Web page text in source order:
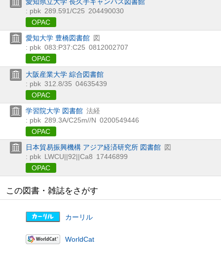
: pbk 289.591/C25 204490030
OPAC
愛知大学 豊橋図書館 図
: pbk 083:P37:C25 0812002707
OPAC
大阪産業大学 綜合図書館
: pbk 312.8/35 04635439
OPAC
学習院大学 図書館 法経
: pbk 289.3A/C25m//N 0200549446
OPAC
日本貿易振興機構 アジア経済研究所 図書館 図
: pbk LWCU||92||Ca8 17446899
OPAC
この図書・雑誌をさがす
カーリル
WorldCat